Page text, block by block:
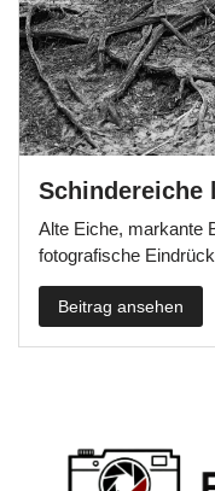
Schindereiche
Alte Eiche, markante
fotografische
Beitrag ansehen